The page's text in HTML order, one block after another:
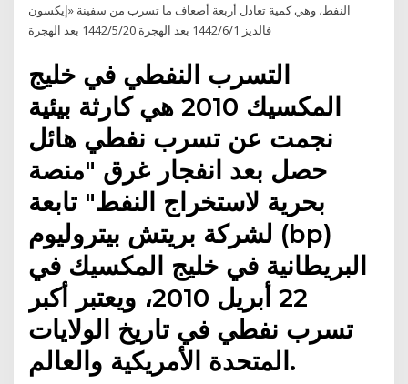
النفط، وهي كمية تعادل أربعة أضعاف ما تسرب من سفينة «إيكسون
فالديز 1‏‏/6‏‏/1442 بعد الهجرة 20‏‏/5‏‏/1442 بعد الهجرة
التسرب النفطي في خليج
المكسيك 2010 هي كارثة بيئية
نجمت عن تسرب نفطي هائل
حصل بعد انفجار غرق "منصة
بحرية لاستخراج النفط" تابعة
لشركة بريتش بيتروليوم (bp)
البريطانية في خليج المكسيك في
22 أبريل 2010، ويعتبر أكبر
تسرب نفطي في تاريخ الولايات
المتحدة الأمريكية والعالم.